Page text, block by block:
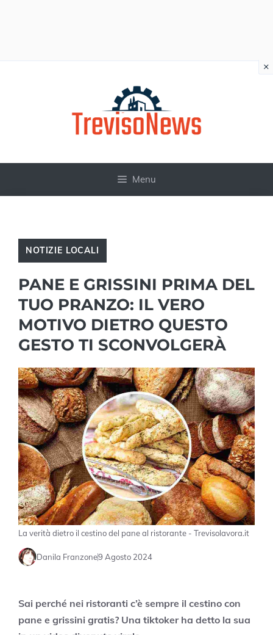
Menu
NOTIZIE LOCALI
PANE E GRISSINI PRIMA DEL
TUO PRANZO: IL VERO
MOTIVO DIETRO QUESTO
GESTO TI SCONVOLGERÀ
La verità dietro il cestino del pane al ristorante - Trevisolavora.it
Danila Franzone9 Agosto 2024
Sai perché nei ristoranti c’è sempre il cestino con
pane e grissini gratis? Una tiktoker ha detto la sua
×